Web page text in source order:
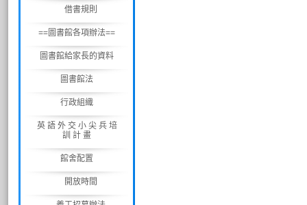
借書規則
==圖書館各項辦法==
圖書館給家長的資料
圖書館法
行政組織
英 語 外 交 小 尖 兵 培
訓 計 畫
館舍配置
開放時間